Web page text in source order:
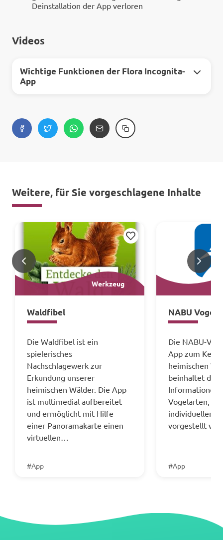
Deinstallation der App verloren
Videos
Wichtige Funktionen der Flora Incognita-
App
Weitere, für Sie vorgeschlagene Inhalte
Merken
Werkzeug
Waldfibel
Die Waldfibel ist ein
spielerisches
Nachschlagewerk zur
Erkundung unserer
heimischen Wälder. Die App
ist multimedial aufbereitet
und ermöglicht mit Hilfe
einer Panoramakarte einen
virtuellen…
#App
NABU
Die NABU-
App zum
heimischen
beinhaltet
Informationen
Vogelarten,
individueller
vorgestellt
#App
< >